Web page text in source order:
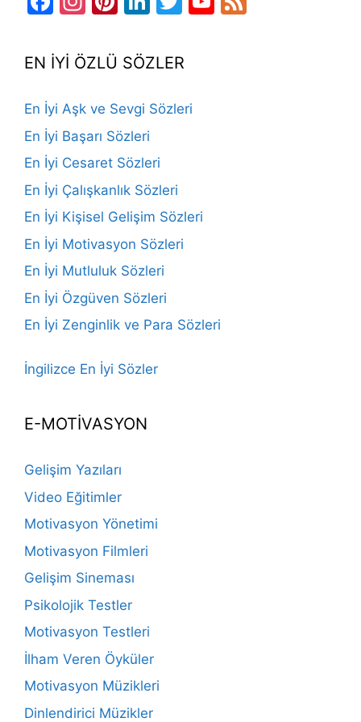
EN İYİ ÖZLÜ SÖZLER
En İyi Aşk ve Sevgi Sözleri
En İyi Başarı Sözleri
En İyi Cesaret Sözleri
En İyi Çalışkanlık Sözleri
En İyi Kişisel Gelişim Sözleri
En İyi Motivasyon Sözleri
En İyi Mutluluk Sözleri
En İyi Özgüven Sözleri
En İyi Zenginlik ve Para Sözleri
İngilizce En İyi Sözler
E-MOTİVASYON
Gelişim Yazıları
Video Eğitimler
Motivasyon Yönetimi
Motivasyon Filmleri
Gelişim Sineması
Psikolojik Testler
Motivasyon Testleri
İlham Veren Öyküler
Motivasyon Müzikleri
Dinlendirici Müzikler